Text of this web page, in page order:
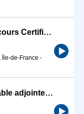
Directeur de Supermarché - Parcours Certifiant (H/F)
Île-de-France -
Responsable adjoint / Responsable adjointe de magasin de grande d (H/F)